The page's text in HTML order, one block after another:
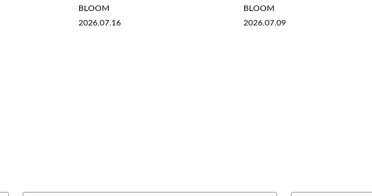
BLOOM
2026.07.16
BLOOM
2026.07.09